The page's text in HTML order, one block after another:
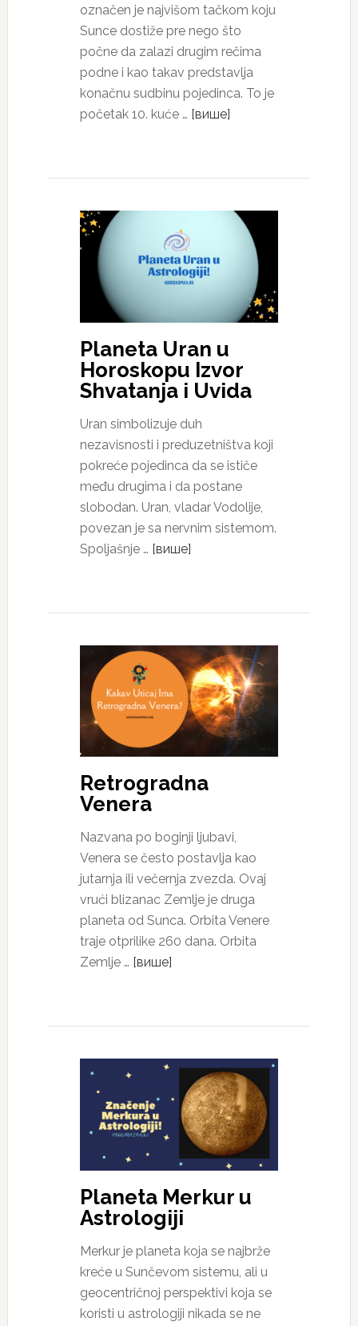
označen je najvišom tačkom koju
Sunce dostiže pre nego što
počne da zalazi drugim rečima
podne i kao takav predstavlja
konačnu sudbinu pojedinca. To je
početak 10. kuće … [више]
Planeta Uran u
Horoskopu Izvor
Shvatanja i Uvida
Uran simbolizuje duh
nezavisnosti i preduzetništva koji
pokreće pojedinca da se ističe
među drugima i da postane
slobodan. Uran, vladar Vodolije,
povezan je sa nervnim sistemom.
Spoljašnje … [више]
Retrogradna
Venera
Nazvana po boginji ljubavi,
Venera se često postavlja kao
jutarnja ili večernja zvezda. Ovaj
vrući blizanac Zemlje je druga
planeta od Sunca. Orbita Venere
traje otprilike 260 dana. Orbita
Zemlje … [више]
Planeta Merkur u
Astrologiji
Merkur je planeta koja se najbrže
kreće u Sunčevom sistemu, ali u
geocentričnoj perspektivi koja se
koristi u astrologiji nikada se ne